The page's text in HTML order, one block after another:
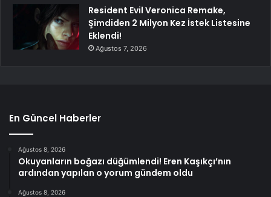
Resident Evil Veronica Remake,
Şimdiden 2 Milyon Kez İstek Listesine
Eklendi!
Ağustos 7, 2026
En Güncel Haberler
Ağustos 8, 2026
Okuyanların boğazı düğümlendi! Eren Kaşıkçı’nın
ardından yapılan o yorum gündem oldu
Ağustos 8, 2026